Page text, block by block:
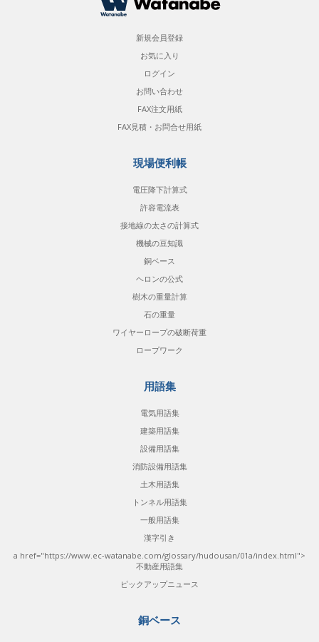
新規会員登録
お気に入り
ログイン
お問い合わせ
FAX注文用紙
FAX見積・お問合せ用紙
現場便利帳
電圧降下計算式
許容電流表
接地線の太さの計算式
機械の豆知識
銅ベース
ヘロンの公式
樹木の重量計算
石の重量
ワイヤーロープの破断荷重
ロープワーク
用語集
電気用語集
建築用語集
設備用語集
消防設備用語集
土木用語集
トンネル用語集
一般用語集
漢字引き
a href="https://www.ec-watanabe.com/glossary/hudousan/01a/index.html">
不動産用語集
ピックアップニュース
銅ベース